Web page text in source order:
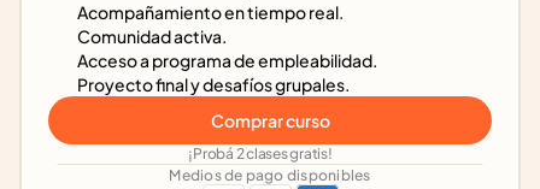
Acompañamiento en tiempo real.
Comunidad activa.
Acceso a programa de empleabilidad.
Proyecto final y desafíos grupales.
Comprar curso
Medios de pago disponibles
¡Probá 2 clases gratis!